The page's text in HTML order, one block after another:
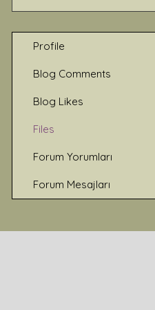
Profile
Blog Comments
Blog Likes
Files
Forum Yorumları
Forum Mesajları